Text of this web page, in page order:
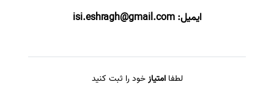
ایمیل:isi.eshragh@gmail.com
لطفاامتیازخود را ثبت کنید